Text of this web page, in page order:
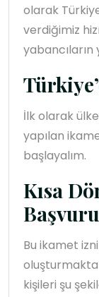
olarak
verdiğimiz
yabancıların
İlk olarak
yapılan
başlayalım.
Kısa
Bu ikamet
kişileri şu